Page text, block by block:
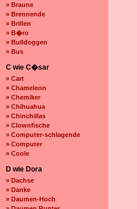
» Braune
» Brennende
» Brillen
» B�ro
» Bulldoggen
» Bus
C wie C�sar
» Cart
» Chameleon
» Chemiker
» Chihuahua
» Chinchillas
» Clownfische
» Computer-schlagende
» Computer
» Coole
D wie Dora
» Dachse
» Danke
» Daumen-Hoch